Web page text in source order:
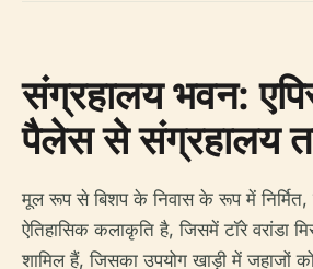
संग्रहालय भवन:
पैलेस से संग्रहालय
मूल रूप से बिशप के निवास के रूप में
ऐतिहासिक कलाकृति है, जिसमें टॉरे वरांडा
शामिल हैं, जिसका उपयोग खाड़ी में जहाजों